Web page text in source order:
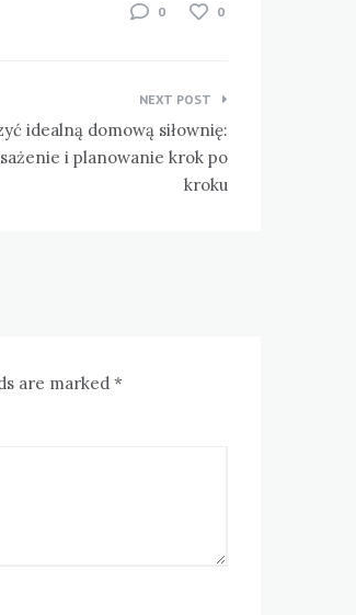
0 0
NEXT POST
idealną domową siłownię:
i planowanie krok po
kroku
are marked *